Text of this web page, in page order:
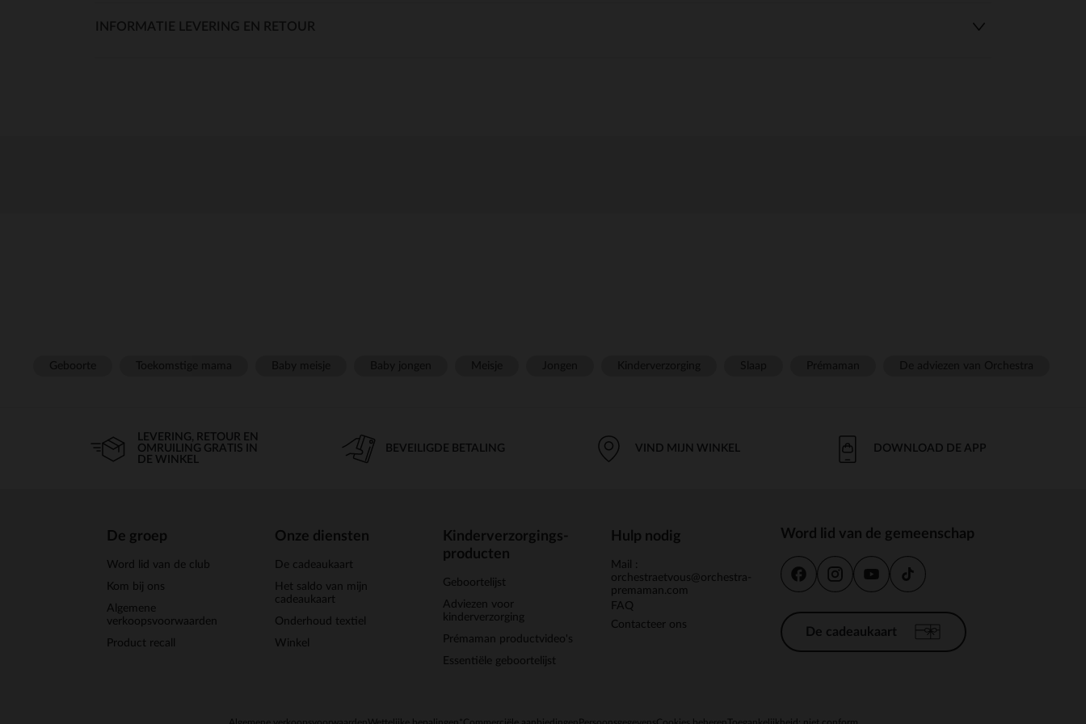
INFORMATIE LEVERING EN RETOUR
LEVERING, RETOUR EN
OMRUILING GRATIS IN
DE WINKEL
BEVEILIGDE BETALING VIND MIJN WINKEL DOWNLOAD DE APP
De groep
Word lid van de club
Kom bij ons
Algemene
verkoopsvoorwaarden
Product recall
Onze diensten
De cadeaukaart
Het saldo van mijn
cadeaukaart
Onderhoud textiel
Winkel
Kinderverzorgings-
producten
Geboortelijst
Adviezen voor
kinderverzorging
Prémaman productvideo's
Essentiële geboortelijst
Hulp nodig
Mail :
orchestraetvous@orchestra-
premaman.com
FAQ
Contacteer ons
Word lid van de gemeenschap
De cadeaukaart